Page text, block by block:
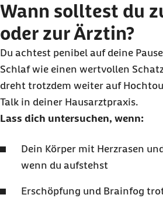
Wann solltest du
oder zur Ärztin?
Du achtest penibel auf deine
Schlaf wie einen wertvollen
dreht trotzdem weiter auf
Talk in deiner Hausarztpraxis.
Lass dich untersuchen, wenn:
Dein Körper mit Herzrasen
wenn du aufstehst
Erschöpfung und Brainfog